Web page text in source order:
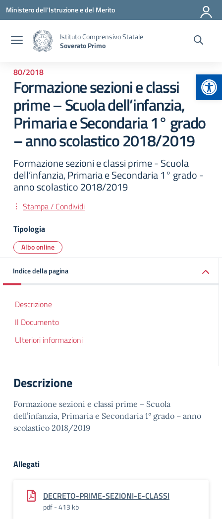
Vai ai contenuti
Vai al menu di navigazione
Vai al footer
Ministero dell'Istruzione e del Merito
Istituto Comprensivo Statale
Soverato Primo
80/2018
Formazione sezioni e classi
prime – Scuola dell’infanzia,
Primaria e Secondaria 1° grado
– anno scolastico 2018/2019
Formazione sezioni e classi prime - Scuola
dell’infanzia, Primaria e Secondaria 1° grado -
anno scolastico 2018/2019
Stampa / Condividi
Tipologia
Albo online
Indice della pagina
Descrizione
Il Documento
Ulteriori informazioni
Descrizione
Formazione sezioni e classi prime – Scuola
dell’infanzia, Primaria e Secondaria 1° grado – anno
scolastico 2018/2019
Allegati
DECRETO-PRIME-SEZIONI-E-CLASSI
pdf - 413 kb